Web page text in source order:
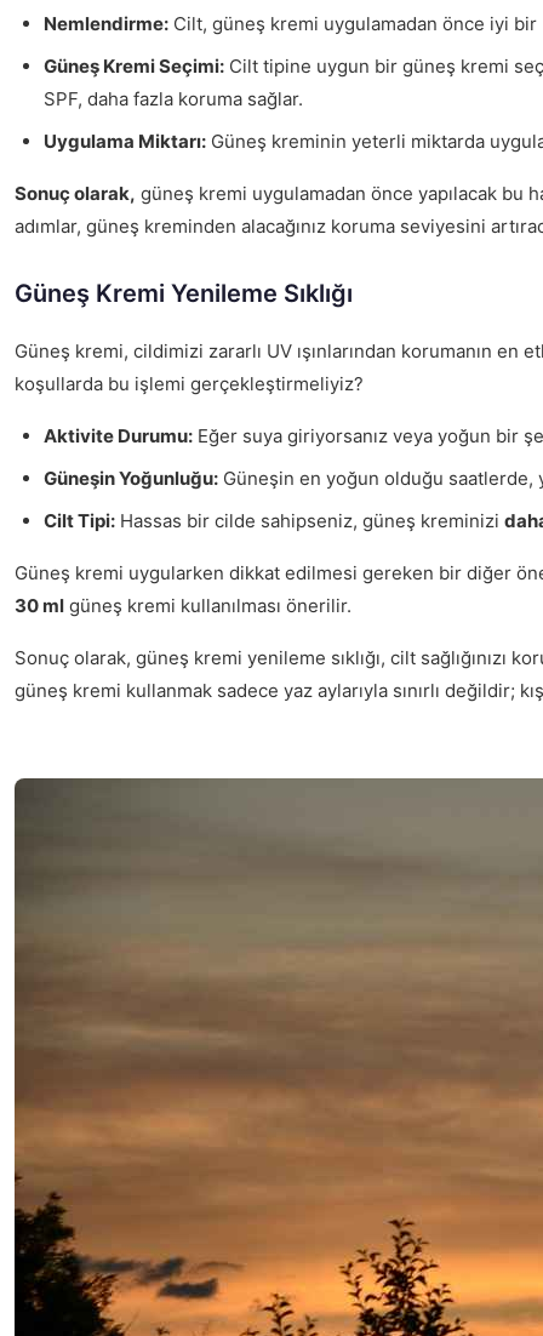
Nemlendirme: Cilt, güneş kremi uygulamadan önce iyi
Güneş Kremi Seçimi: Cilt tipine uygun bir güneş kremi
SPF, daha fazla koruma sağlar.
Uygulama Miktarı: Güneş kreminin yeterli miktarda
Sonuç olarak, güneş kremi uygulamadan önce yapılacak bu
adımlar, güneş kreminden alacağınız koruma seviyesini
Güneş Kremi Yenileme Sıklığı
Güneş kremi, cildimizi zararlı UV ışınlarından korumanın
koşullarda bu işlemi gerçekleştirmeliyiz?
Aktivite Durumu: Eğer suya giriyorsanız veya yoğun bir
Güneşin Yoğunluğu: Güneşin en yoğun olduğu saatlerde,
Cilt Tipi: Hassas bir cilde sahipseniz, güneş kreminizi
Güneş kremi uygularken dikkat edilmesi gereken bir diğer
30 ml güneş kremi kullanılması önerilir.
Sonuç olarak, güneş kremi yenileme sıklığı, cilt
güneş kremi kullanmak sadece yaz aylarıyla sınırlı değildir;